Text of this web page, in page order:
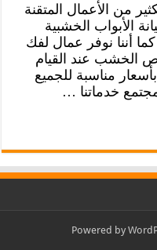
من الأعمال المتقنة
الأبواب الخشبية
أننا نوفر عمال لفك
الخشب عند القيام
مناسبة للجميع
خدماتنا …
Powered by